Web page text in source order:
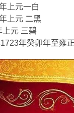
上元一白
上元 二黑
上元 三碧
年癸卯年至雍